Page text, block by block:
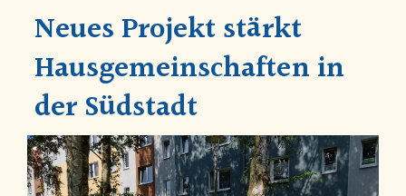
Neues Projekt stärkt
Hausgemeinschaften in
der Südstadt